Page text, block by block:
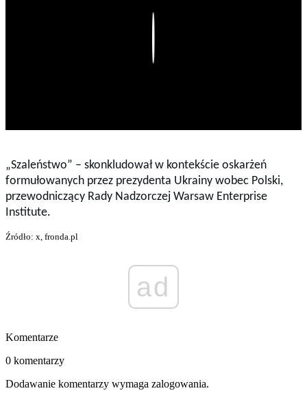
„Szaleństwo” – skonkludował w kontekście oskarżeń
formułowanych przez prezydenta Ukrainy wobec Polski,
przewodniczący Rady Nadzorczej Warsaw Enterprise
Institute.
Źródło: x, fronda.pl
ad
Komentarze
0 komentarzy
Dodawanie komentarzy wymaga zalogowania.